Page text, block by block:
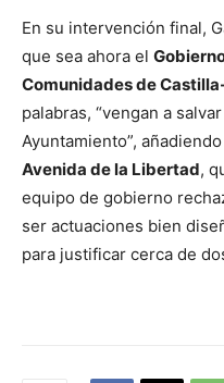
En su intervención final,
que sea ahora el
Comunidades de
palabras, “vengan a
Ayuntamiento”,
Avenida de la Libertad,
equipo de gobierno
ser actuaciones bien
para justificar cerca de